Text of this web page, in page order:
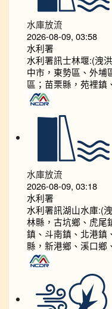
水庫放流
2026-08-09, 03:58
水利署
水利署訊士林堰:(洩
中市，東勢區、外埔
區；苗栗縣，苑裡鎮
水庫放流
2026-08-09, 03:18
水利署
水利署訊湖山水庫:(
林縣，古坑鄉、虎尾
鎮、斗南鎮、北港鎮
縣，新港鄉、溪口鄉